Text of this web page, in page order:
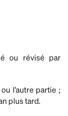
ou révisé par
l’autre partie ;
plus tard.